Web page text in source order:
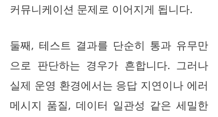
커뮤니케이션 문제로 이어지게 됩니다.
둘째, 테스트 결과를 단순히 통과 유무만
으로 판단하는 경우가 흔합니다. 그러나
실제 운영 환경에서는 응답 지연이나 에러
메시지 품질, 데이터 일관성 같은 세밀한